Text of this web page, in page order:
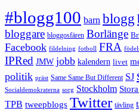
#blogg100 barn blogg
bloggare bloggosfären Borlänge
Facebook fildelning fotboll FRA
IPRed JMW jobb kalendern livet
politik präst Same Same But Different SJ
Socialdemokraterna sorg Stockholm
TPB tweepblogs Twitter tävling